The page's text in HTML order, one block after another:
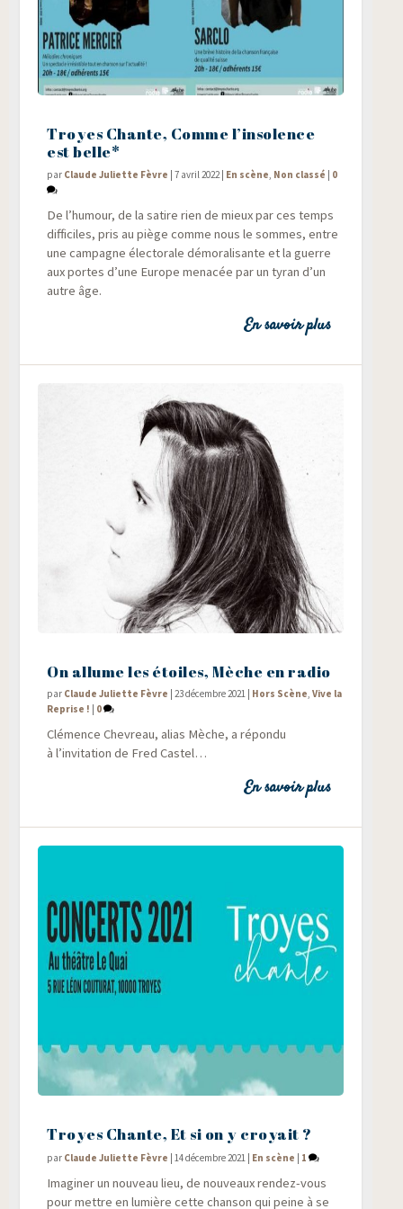
Troyes Chante, Comme l’insolence
est belle*
par Claude Juliette Fèvre |7 avril 2022 | En scène Non classé | 0
De l’humour, de la satire rien de mieux par ces temps
dif­fi­ciles, pris au piège comme nous le sommes, entre
une cam­pagne élec­to­rale démo­ra­li­sante et la guerre
aux portes d’une Europe mena­cée par un tyran d’un
autre âge.
En savoir plus
On allume les étoiles, Mèche en radio
par Claude Juliette Fèvre |23 décembre 2021 Hors Scène,Vive la
Reprise !
0
Clé­mence Che­vreau, alias Mèche, a répon­du
à l’invitation de Fred Castel…
En savoir plus
Troyes Chante, Et si on y croyait ?
par Claude Juliette Fèvre |14 décembre 2021 En scène 1
Ima­gi­ner un nou­veau lieu, de nou­veaux ren­dez-vous
pour mettre en lumière cette chan­son qui peine à se